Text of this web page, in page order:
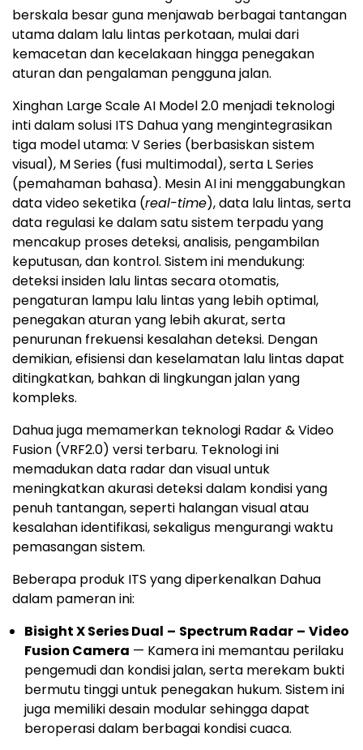
berskala besar guna menjawab berbagai tantangan
utama dalam lalu lintas perkotaan, mulai dari
kemacetan dan kecelakaan hingga penegakan
aturan dan pengalaman pengguna jalan.
Xinghan Large Scale AI Model 2.0 menjadi teknologi
inti dalam solusi ITS Dahua yang mengintegrasikan
tiga model utama: V Series (berbasiskan sistem
visual), M Series (fusi multimodal), serta L Series
(pemahaman bahasa). Mesin AI ini menggabungkan
data video seketika (real-time), data lalu lintas, serta
data regulasi ke dalam satu sistem terpadu yang
mencakup proses deteksi, analisis, pengambilan
keputusan, dan kontrol. Sistem ini mendukung:
deteksi insiden lalu lintas secara otomatis,
pengaturan lampu lalu lintas yang lebih optimal,
penegakan aturan yang lebih akurat, serta
penurunan frekuensi kesalahan deteksi. Dengan
demikian, efisiensi dan keselamatan lalu lintas dapat
ditingkatkan, bahkan di lingkungan jalan yang
kompleks.
Dahua juga memamerkan teknologi Radar & Video
Fusion (VRF2.0) versi terbaru. Teknologi ini
memadukan data radar dan visual untuk
meningkatkan akurasi deteksi dalam kondisi yang
penuh tantangan, seperti halangan visual atau
kesalahan identifikasi, sekaligus mengurangi waktu
pemasangan sistem.
Beberapa produk ITS yang diperkenalkan Dahua
dalam pameran ini:
Bisight X Series Dual – Spectrum Radar – Video
Fusion Camera — Kamera ini memantau perilaku
pengemudi dan kondisi jalan, serta merekam bukti
bermutu tinggi untuk penegakan hukum. Sistem ini
juga memiliki desain modular sehingga dapat
beroperasi dalam berbagai kondisi cuaca.